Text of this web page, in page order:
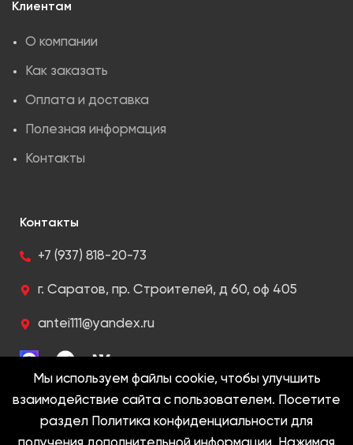
Клиентам
О компании
Как заказать
Оплата и доставка
Полезная информация
Контакты
Контакты
+7 (937) 818-20-73
г. Саратов, пр. Строителей, д 60, оф 405
antei111@yandex.ru
2005-2022 @ Антей. Все права защищены
Мы используем файлы cookie, чтобы улучшить
взаимодействие сайта с пользователем. Посетите
раздел Политика конфиденциальности для